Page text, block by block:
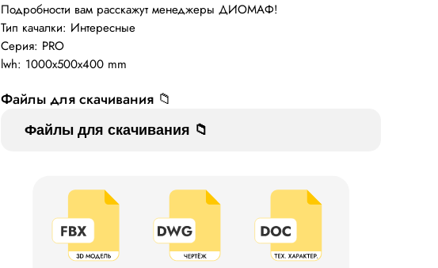
Подробности вам расскажут менеджеры ДИОМАФ!
Тип качалки: Интересные
Серия: PRO
lwh: 1000x500x400 mm
Файлы для скачивания 📁
Файлы для скачивания 📁